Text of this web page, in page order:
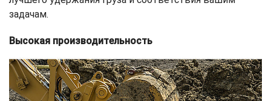
задачам.
Высокая производительность